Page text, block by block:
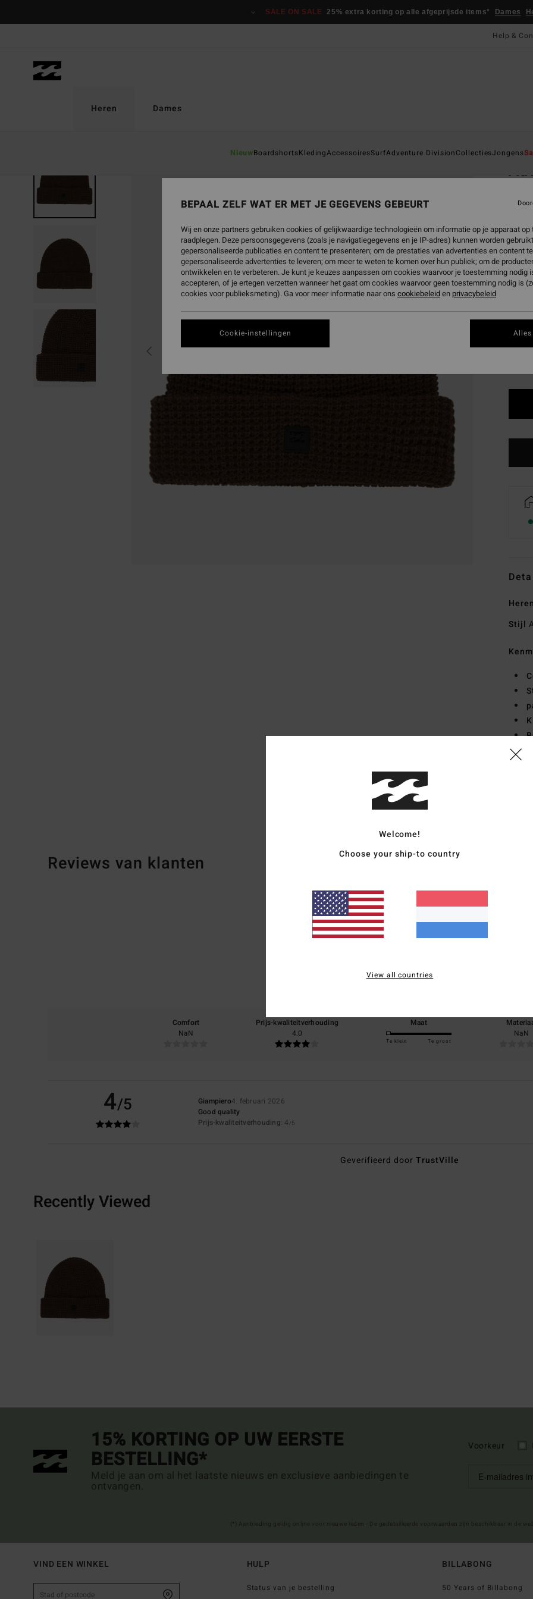
SALE ON SALE 25% extra korting op alle afgeprijsde items* Dames
Help &
Heren
NieuwBoardshortsKledingAccessoiresSurfAdventure DivisionCollectiesJongens
Dames
€
€
SALE
SALE
Stijl
Reviews van klanten
Gemiddelde score
4.0
1 geverifieerde beoordelingen
Comfort
NaN
Prijs-kwaliteitverhouding
4.0
Maat
Te klein Te groot
NaN
4/5 Giampiero4. februari 2026
Good quality
Prijs-kwaliteitverhouding: 4 /5
Geverifieerd door TrustVille
Recently Viewed
15% KORTING OP UW EERSTE
BESTELLING*
Meld je aan om al het laatste nieuws en exclusieve aanbiedingen te
ontvangen.
Voorkeur
VIND EEN WINKEL HULP
Status van je bestelling
BILLABONG
50 Years of Billabong
Welcome!
Choose your ship-to country
View all countries
BEPAAL ZELF WAT ER MET JE GEGEVENS GEBEURT
Wij en onze partners gebruiken cookies of gelijkwaardige technologieën om informatie op je apparaat
raadplegen. Deze persoonsgegevens (zoals je navigatiegegevens en je IP-adres) kunnen worden
gepersonaliseerde publicaties en content te presenteren; om de prestaties van advertenties en content
gepersonaliseerde advertenties te leveren; om meer te weten te komen over hun publiek; om de
ontwikkelen en te verbeteren. Je kunt je keuzes aanpassen om cookies waarvoor je toestemming nodig
accepteren, of je ertegen verzetten wanneer het gaat om cookies waarvoor geen toestemming nodig is
cookies voor publieksmeting). Ga voor meer informatie naar ons cookiebeleiden privacybeleid
Cookie-instellingen